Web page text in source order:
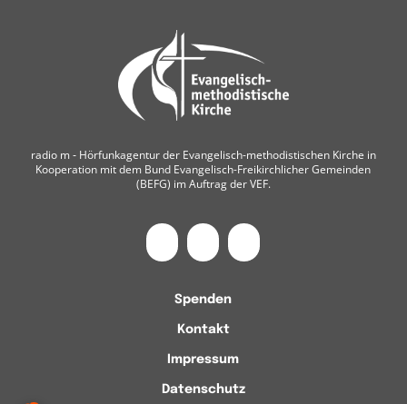
radio m ‐ Hörfunkagentur der Evangelisch-methodistischen Kirche in
Kooperation mit dem Bund Evangelisch-Freikirchlicher Gemeinden
(BEFG) im Auftrag der VEF.
Spenden
Kontakt
Impressum
Datenschutz